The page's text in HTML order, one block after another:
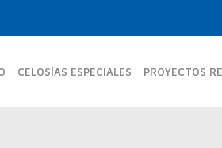
CELOSÍAS ESPECIALES PROYECTOS